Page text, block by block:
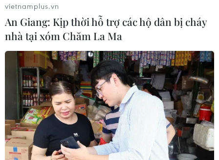
vietnamplus.vn
An Giang: Kịp thời hỗ trợ các hộ dân bị cháy
nhà tại xóm Chăm La Ma